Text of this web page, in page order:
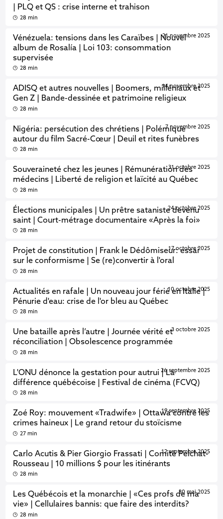
| PLQ et QS : crise interne et trahison
28 min
Vénézuela: tensions dans les Caraïbes | Nouvel
album de Rosalía | Loi 103: consommation
supervisée
21 novembre 2025
28 min
ADISQ et autres nouvelles | Boomers, milléniaux et
Gen Z | Bande-dessinée et patrimoine religieux
14 novembre 2025
28 min
Nigéria: persécution des chrétiens | Polémique
autour du film Sacré-Cœur | Deuil et rites funèbres
7 novembre 2025
28 min
Souveraineté chez les jeunes | Rémunération des
médecins | Liberté de religion et laïcité au Québec
31 octobre 2025
28 min
Élections municipales | Un prêtre sataniste devenu
saint | Court-métrage documentaire «Après la foi»
24 octobre 2025
28 min
Projet de constitution | Frank le Dédômiseur: essai
sur le conformisme | Se (re)convertir à l'oral
17 octobre 2025
28 min
Actualités en rafale | Un nouveau jour férié en Italie |
Pénurie d'eau: crise de l'or bleu au Québec
10 octobre 2025
28 min
Une bataille après l’autre | Journée vérité et
réconciliation | Obsolescence programmée
3 octobre 2025
28 min
L'ONU dénonce la gestation pour autrui | La
différence québécoise | Festival de cinéma (FCVQ)
26 septembre 2025
28 min
Zoé Roy: mouvement «Tradwife» | Ottawa contre les
crimes haineux | Le grand retour du stoïcisme
19 septembre 2025
27 min
Carlo Acutis & Pier Giorgio Frassati | Comité Pelchat-
Rousseau | 10 millions $ pour les itinérants
12 septembre 2025
28 min
Les Québécois et la monarchie | «Ces profs de ma
vie» | Cellulaires bannis: que faire des interdits?
30 mai 2025
28 min